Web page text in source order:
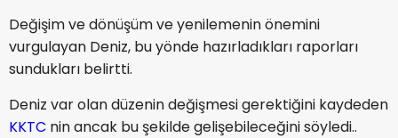
Değişim ve dönüşüm ve yenilemenin önemini
vurgulayan Deniz, bu yönde hazırladıkları raporları
sundukları belirtti.
Deniz var olan düzenin değişmesi gerektiğini kaydeden
KKTC nin ancak bu şekilde gelişebileceğini söyledi..